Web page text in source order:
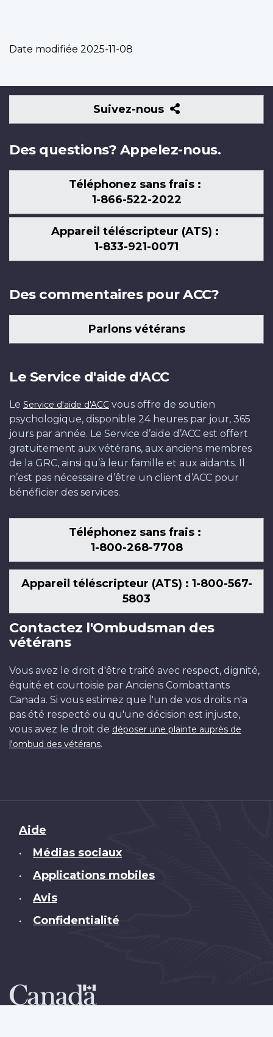
Date modifiée 2025-11-08
Suivez-nous
Suivez-
nous
Des questions? Appelez-nous.
Téléphonez sans frais :
1-866-522-2022
Appareil téléscripteur (ATS) :
1-833-921-0071
Des commentaires pour ACC?
Parlons vétérans
Le Service d'aide d'ACC
Le Service d'aide d'ACC vous offre de soutien
psychologique, disponible 24 heures par jour, 365
jours par année. Le Service d’aide d’ACC est offert
gratuitement aux vétérans, aux anciens membres
de la GRC, ainsi qu’à leur famille et aux aidants. Il
n’est pas nécessaire d’être un client d’ACC pour
bénéficier des services.
Téléphonez sans frais :
1-800-268-7708
Appareil téléscripteur (ATS) : 1-800-567-
5803
Contactez l'Ombudsman des
vétérans
Vous avez le droit d'être traité avec respect, dignité,
équité et courtoisie par Anciens Combattants
Canada. Si vous estimez que l'un de vos droits n'a
pas été respecté ou qu'une décision est injuste,
vous avez le droit de déposer une plainte auprès de
l'ombud des vétérans.
Brand
Aide
• Médias sociaux
• Applications mobiles
• Avis
• Confidentialité